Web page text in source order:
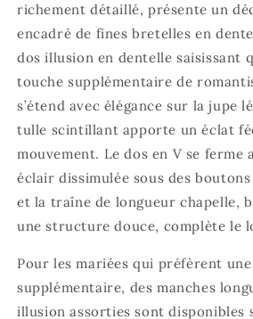
richement détaillé, présente un
encadré de fines bretelles en
dos illusion en dentelle saisissant
touche supplémentaire de
s’étend avec élégance sur la jupe
tulle scintillant apporte un éclat
mouvement. Le dos en V se ferme
éclair dissimulée sous des
et la traîne de longueur chapelle,
une structure douce, complète le
Pour les mariées qui préfèrent
supplémentaire, des manches
illusion assorties sont disponibles